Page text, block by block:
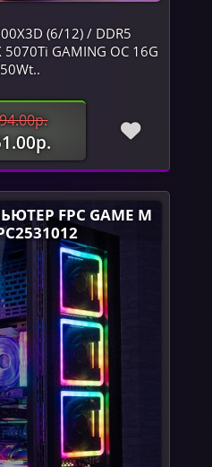
(6/12) / DDR5
5070Ti GAMING OC 16G
FPC GAME M